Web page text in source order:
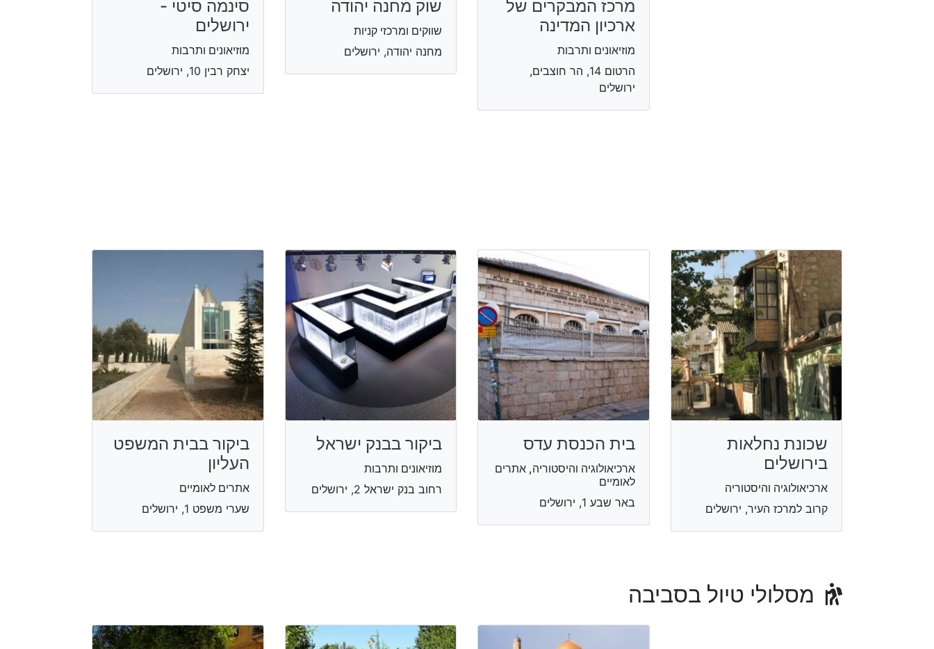
מרכז המבקרים של
ארכיון המדינה
מוזיאונים ותרבות
הרטום 14, הר חוצבים,
ירושלים
שוק מחנה יהודה
שווקים ומרכזי קניות
מחנה יהודה, ירושלים
סינמה סיטי -
ירושלים
מוזיאונים ותרבות
יצחק רבין 10, ירושלים
שכונת נחלאות
בירושלים
ארכיאולוגיה והיסטוריה
קרוב למרכז העיר, ירושלים
בית הכנסת עדס
ארכיאולוגיה והיסטוריה, אתרים
לאומיים
באר שבע 1, ירושלים
ביקור בבנק ישראל
מוזיאונים ותרבות
רחוב בנק ישראל 2, ירושלים
ביקור בבית המשפט
העליון
אתרים לאומיים
שערי משפט 1, ירושלים
מסלולי טיול בסביבה